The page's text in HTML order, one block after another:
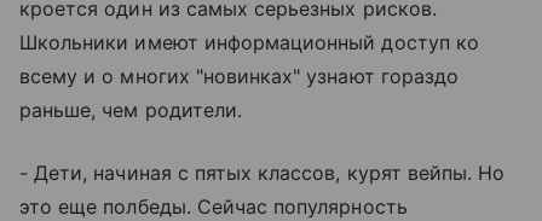
кроется один из самых серьезных рисков.
Школьники имеют информационный доступ ко
всему и о многих "новинках" узнают гораздо
раньше, чем родители.
- Дети, начиная с пятых классов, курят вейпы. Но
это еще полбеды. Сейчас популярность